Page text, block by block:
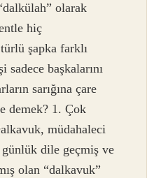
olarak
hiç
şapka farklı
başkalarını
sarığına çare
demek? 1. Çok
müdahaleci
dile geçmiş ve
olan “dalkavuk”